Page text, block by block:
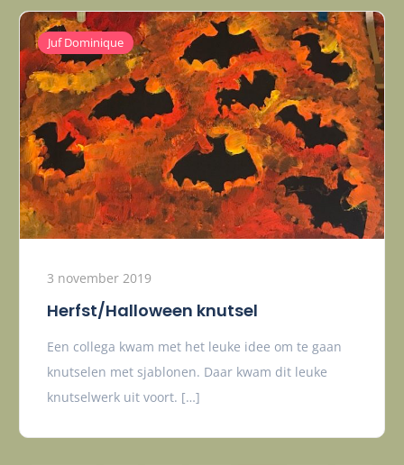
Juf Dominique
3 november 2019
Herfst/Halloween knutsel
Een collega kwam met het leuke idee om te gaan
knutselen met sjablonen. Daar kwam dit leuke
knutselwerk uit voort. […]